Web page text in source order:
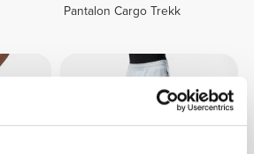
Pantalon Cargo Trekk